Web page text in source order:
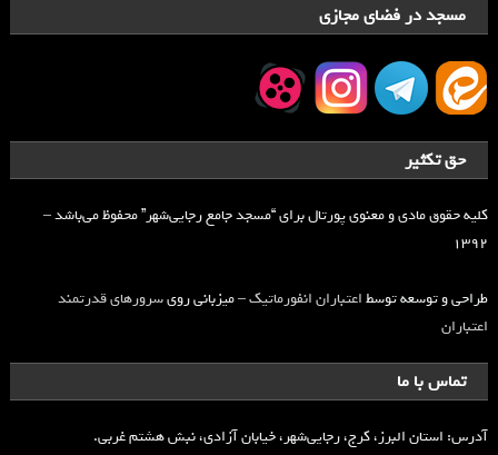
مسجد در فضای مجازی
حق تکثیر
کلیه حقوق مادی و معنوی پورتال برای “مسجد جامع رجایی‌شهر” محفوظ می‌باشد –
۱۳۹۲
طراحی و توسعه توسطاعتباران انفورماتیک– میزبانی رویسرورهای قدرتمند
اعتباران
تماس با ما
آدرس: استان البرز، کرج، رجایی‌شهر، خیابان آزادی، نبش هشتم غربی.